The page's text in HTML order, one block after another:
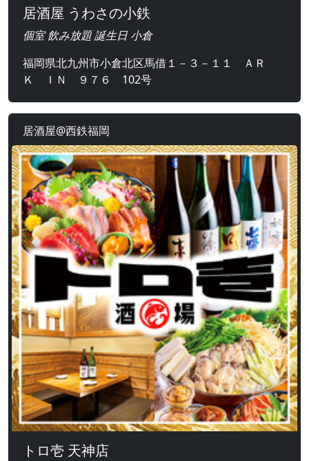
居酒屋 うわさの小鉄
個室 飲み放題 誕生日 小倉
福岡県北九州市小倉北区馬借１－３－１１ ＡＲ
Ｋ ＩＮ ９７６ 102号
居酒屋@西鉄福岡
トロ壱 天神店